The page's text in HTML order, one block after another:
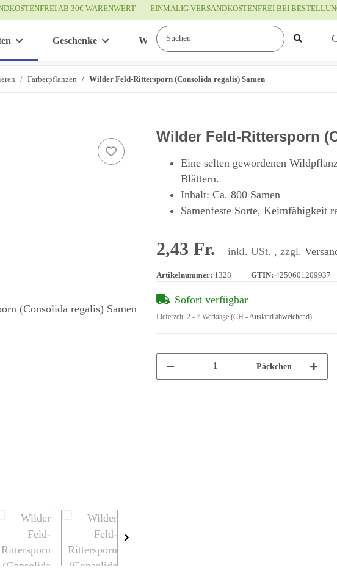
AB 30€ WARENWERT EINMALIG VERSANDKOSTENFREI BEI
Geschenke Wissenswertes
Färberpflanzen Wilder Feld-Rittersporn (Consolida regalis) Samen
Wilder Feld-Rittersporn
Eine selten gewordenen
Blättern.
Inhalt: Ca. 800 Samen
Samenfeste Sorte, Keimfähigkeit
2,43 Fr. inkl. USt. , zzgl.
Artikelnummer: 1328 GTIN: 4250601209937
Sofort verfügbar
Lieferzeit: 2 - 7 Werktage (CH - Ausland abweichend)
Päckchen